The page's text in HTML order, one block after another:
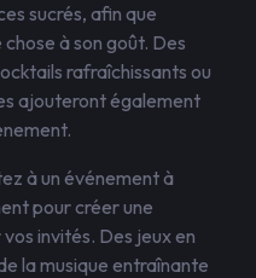
sucrés, afin que
à son goût. Des
rafraîchissants ou
ajouteront également
à un événement à
pour créer une
invités. Des jeux en
la musique entraînante